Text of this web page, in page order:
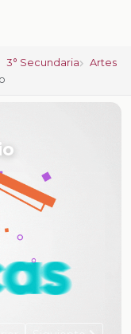
3° Secundaria
Artes